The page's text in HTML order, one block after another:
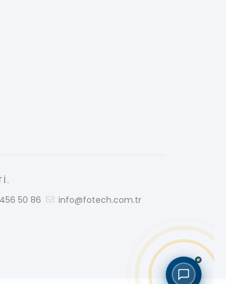
50 86 info@fotech.com.tr